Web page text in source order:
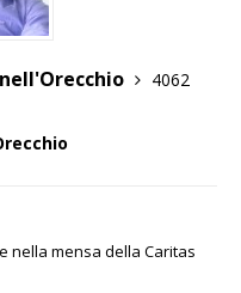
4062
nella mensa della Caritas